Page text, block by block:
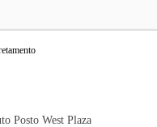
Posto West Plaza